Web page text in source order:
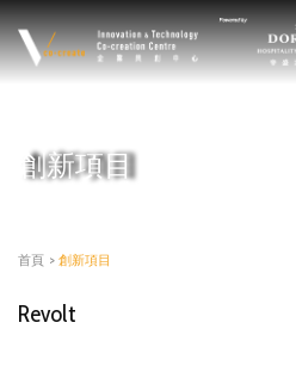
創新項目
首頁 > 創新項目
Revolt